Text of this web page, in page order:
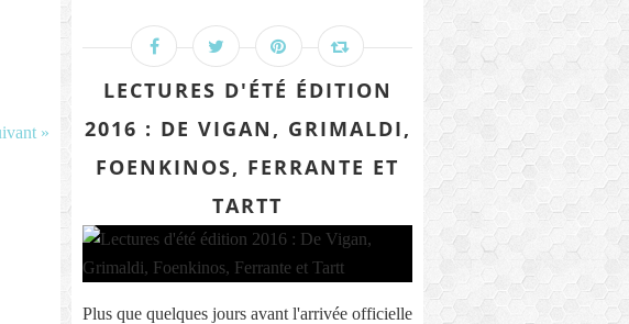
»
LECTURES D'ÉTÉ ÉDITION
2016 : DE VIGAN, GRIMALDI,
FOENKINOS, FERRANTE ET
TARTT
Plus que quelques jours avant l'arrivée officielle